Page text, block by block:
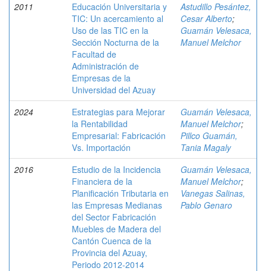
2011
Educación Universitaria y
TIC: Un acercamiento al
Uso de las TIC en la
Sección Nocturna de la
Facultad de
Administración de
Empresas de la
Universidad del Azuay
Astudillo Pesántez,
Cesar Alberto;
Guamán Velesaca,
Manuel Melchor
2024
Estrategias para Mejorar
la Rentabilidad
Empresarial: Fabricación
Vs. Importación
Guamán Velesaca,
Manuel Melchor;
Pillco Guamán,
Tania Magaly
2016
Estudio de la Incidencia
Financiera de la
Planificación Tributaria en
las Empresas Medianas
del Sector Fabricación
Muebles de Madera del
Cantón Cuenca de la
Provincia del Azuay,
Periodo 2012-2014
Guamán Velesaca,
Manuel Melchor;
Vanegas Salinas,
Pablo Genaro